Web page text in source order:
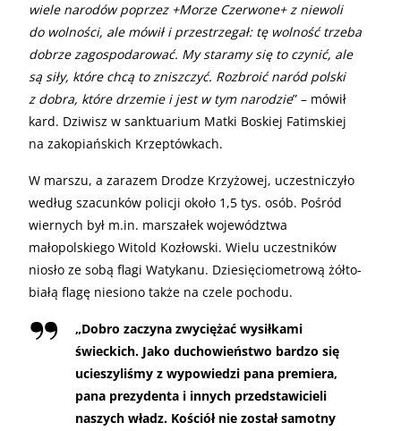
wiele narodów poprzez +Morze Czerwone+ z niewoli
do wolności, ale mówił i przestrzegał: tę wolność trzeba
dobrze zagospodarować. My staramy się to czynić, ale
są siły, które chcą to zniszczyć. Rozbroić naród polski
z dobra, które drzemie i jest w tym narodzie” – mówił
kard. Dziwisz w sanktuarium Matki Boskiej Fatimskiej
na zakopiańskich Krzeptówkach.
W marszu, a zarazem Drodze Krzyżowej, uczestniczyło
według szacunków policji około 1,5 tys. osób. Pośród
wiernych był m.in. marszałek województwa
małopolskiego Witold Kozłowski. Wielu uczestników
niosło ze sobą flagi Watykanu. Dziesięciometrową żółto-
białą flagę niesiono także na czele pochodu.
„Dobro zaczyna zwyciężać wysiłkami
świeckich. Jako duchowieństwo bardzo się
ucieszyliśmy z wypowiedzi pana premiera,
pana prezydenta i innych przedstawicieli
naszych władz. Kościół nie został samotny